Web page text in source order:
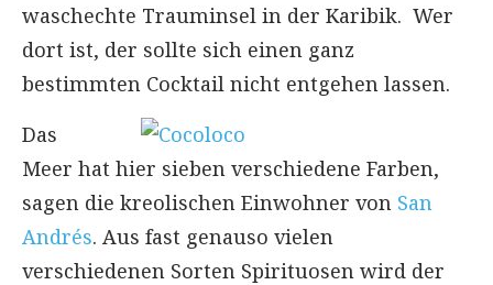
waschechte Trauminsel in der Karibik. Wer
dort ist, der sollte sich einen ganz
bestimmten Cocktail nicht entgehen lassen.
Das
Meer hat hier sieben verschiedene Farben,
sagen die kreolischen Einwohner von San
Andrés. Aus fast genauso vielen
verschiedenen Sorten Spirituosen wird der